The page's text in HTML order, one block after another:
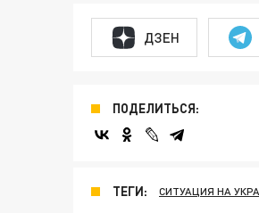
ДЗЕН
ПОДЕЛИТЬСЯ:
ТЕГИ: СИТУАЦИЯ НА